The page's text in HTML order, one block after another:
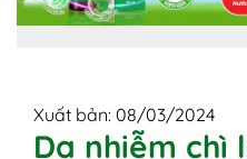
Xuất bản: 08/03/2024
Da nhiễm chì